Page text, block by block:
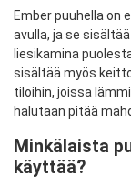
Ember puuhella on
avulla, ja se
liesikamina
sisältää myös
tiloihin, joissa
halutaan pitää
Minkälaista
käyttää?